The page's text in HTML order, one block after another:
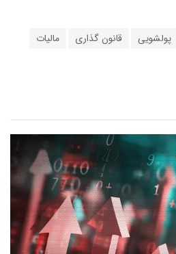
پولشویی قانون گذاری مالیات